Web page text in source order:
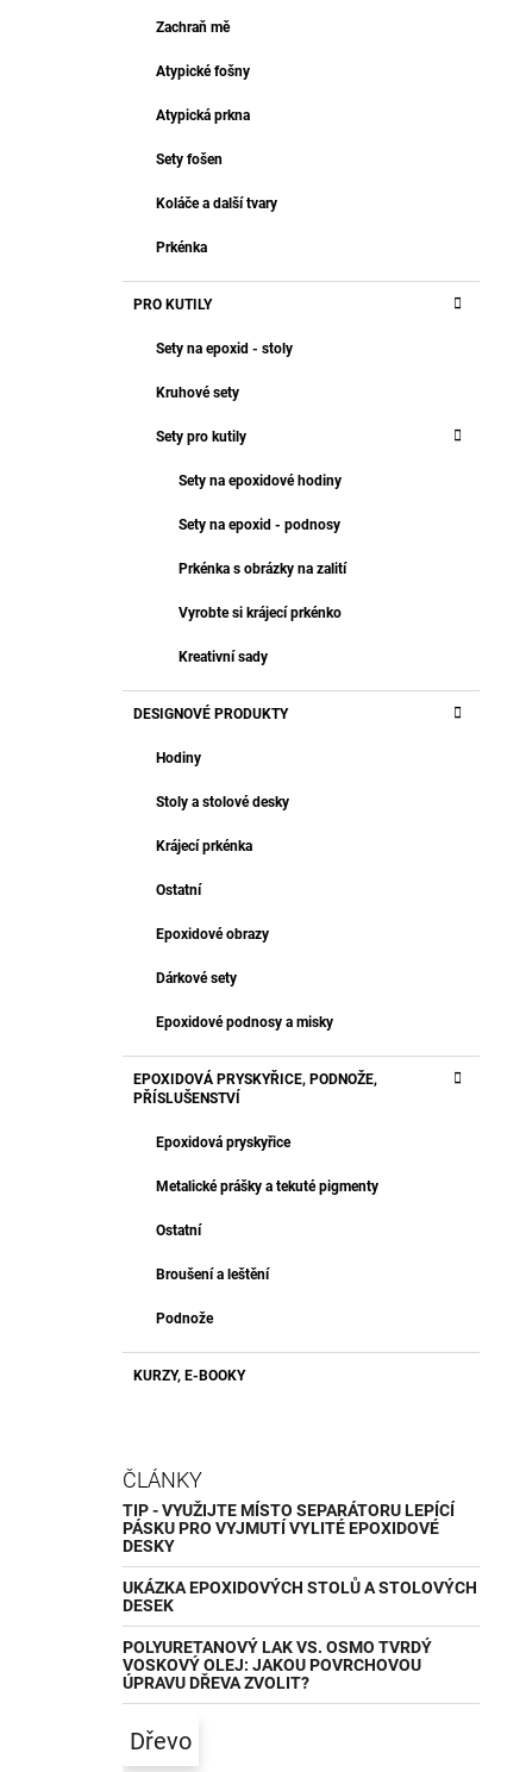
Zachraň mě
Atypické fošny
Atypická prkna
Sety fošen
Koláče a další tvary
Prkénka
PRO KUTILY
Sety na epoxid - stoly
Kruhové sety
Sety pro kutily
Sety na epoxidové hodiny
Sety na epoxid - podnosy
Prkénka s obrázky na zalití
Vyrobte si krájecí prkénko
Kreativní sady
DESIGNOVÉ PRODUKTY
Hodiny
Stoly a stolové desky
Krájecí prkénka
Ostatní
Epoxidové obrazy
Dárkové sety
Epoxidové podnosy a misky
EPOXIDOVÁ PRYSKYŘICE, PODNOŽE,
PŘÍSLUŠENSTVÍ
Epoxidová pryskyřice
Metalické prášky a tekuté pigmenty
Ostatní
Broušení a leštění
Podnože
KURZY, E-BOOKY
ČLÁNKY
TIP - VYUŽIJTE MÍSTO SEPARÁTORU LEPÍCÍ
PÁSKU PRO VYJMUTÍ VYLITÉ EPOXIDOVÉ
DESKY
UKÁZKA EPOXIDOVÝCH STOLŮ A STOLOVÝCH
DESEK
POLYURETANOVÝ LAK VS. OSMO TVRDÝ
VOSKOVÝ OLEJ: JAKOU POVRCHOVOU
ÚPRAVU DŘEVA ZVOLIT?
Dřevo